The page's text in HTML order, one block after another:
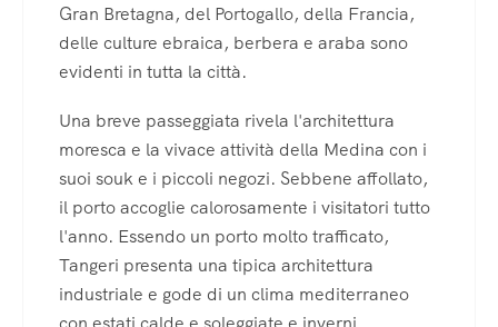
Gran Bretagna, del Portogallo, della Francia,
delle culture ebraica, berbera e araba sono
evidenti in tutta la città.
Una breve passeggiata rivela l'architettura
moresca e la vivace attività della Medina con i
suoi souk e i piccoli negozi. Sebbene affollato,
il porto accoglie calorosamente i visitatori tutto
l'anno. Essendo un porto molto trafficato,
Tangeri presenta una tipica architettura
industriale e gode di un clima mediterraneo